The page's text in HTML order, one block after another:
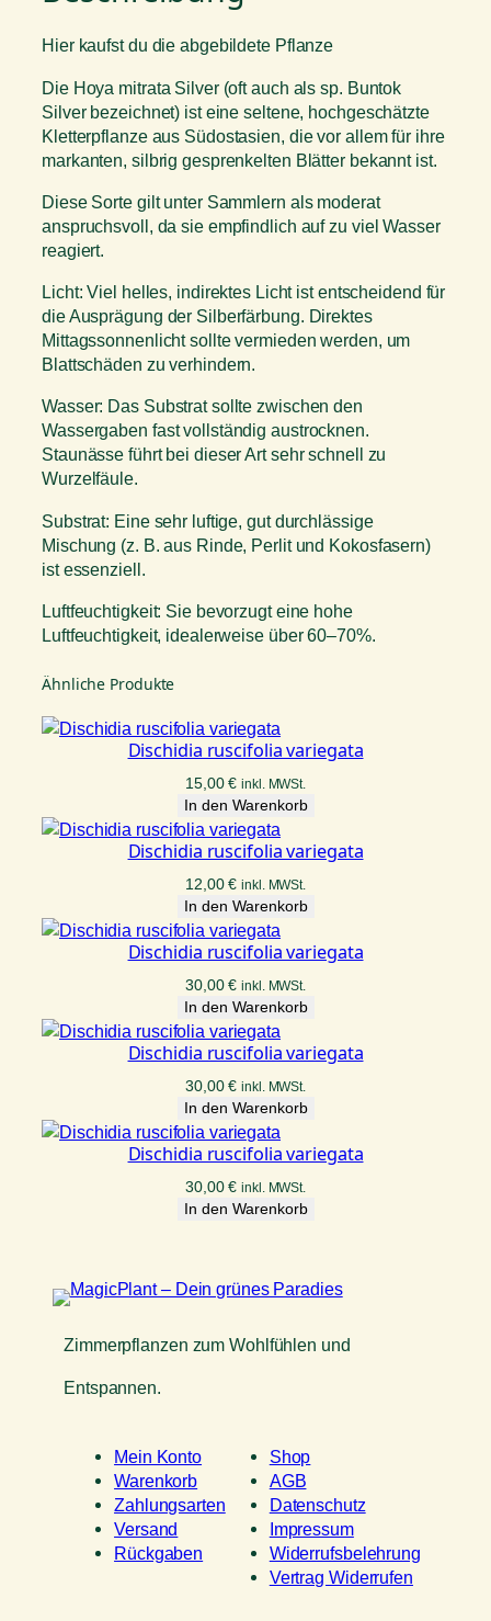
Hier kaufst du die abgebildete Pflanze
Die Hoya mitrata Silver (oft auch als sp. Buntok
Silver bezeichnet) ist eine seltene, hochgeschätzte
Kletterpflanze aus Südostasien, die vor allem für ihre
markanten, silbrig gesprenkelten Blätter bekannt ist.
Diese Sorte gilt unter Sammlern als moderat
anspruchsvoll, da sie empfindlich auf zu viel Wasser
reagiert.
Licht: Viel helles, indirektes Licht ist entscheidend für
die Ausprägung der Silberfärbung. Direktes
Mittagssonnenlicht sollte vermieden werden, um
Blattschäden zu verhindern.
Wasser: Das Substrat sollte zwischen den
Wassergaben fast vollständig austrocknen.
Staunässe führt bei dieser Art sehr schnell zu
Wurzelfäule.
Substrat: Eine sehr luftige, gut durchlässige
Mischung (z. B. aus Rinde, Perlit und Kokosfasern)
ist essenziell.
Luftfeuchtigkeit: Sie bevorzugt eine hohe
Luftfeuchtigkeit, idealerweise über 60–70%.
Ähnliche Produkte
Dischidia ruscifolia variegata
15,00€ inkl. MWSt.
In den Warenkorb
Dischidia ruscifolia variegata
12,00€ inkl. MWSt.
In den Warenkorb
Dischidia ruscifolia variegata
30,00€ inkl. MWSt.
In den Warenkorb
Dischidia ruscifolia variegata
30,00€ inkl. MWSt.
In den Warenkorb
Dischidia ruscifolia variegata
30,00€ inkl. MWSt.
In den Warenkorb
Zimmerpflanzen zum Wohlfühlen und
Entspannen.
Mein Konto
Warenkorb
Zahlungsarten
Versand
Rückgaben
Shop
AGB
Datenschutz
Impressum
Widerrufsbelehrung
Vertrag Widerrufen